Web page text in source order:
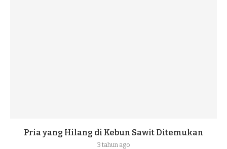
Pria yang Hilang di Kebun Sawit Ditemukan
3 tahun ago